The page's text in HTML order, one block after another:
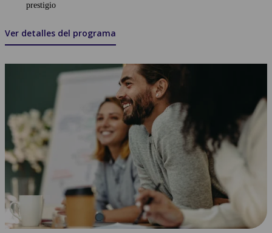
prestigio
Ver detalles del programa